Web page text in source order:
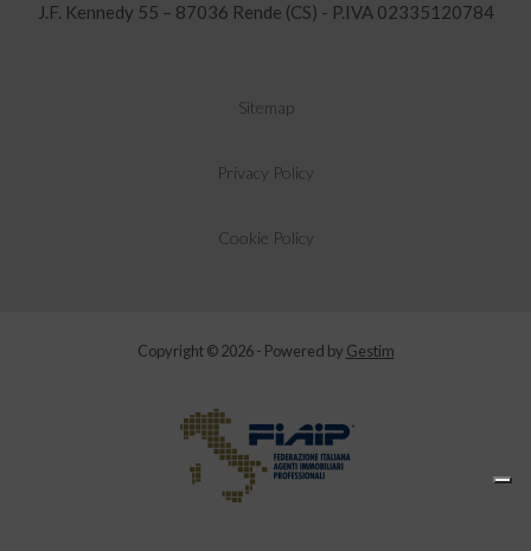
J.F. Kennedy 55 – 87036 Rende (CS) - P.IVA 02335120784
Sitemap
Privacy Policy
Cookie Policy
Copyright © 2026 - Powered by Gestim